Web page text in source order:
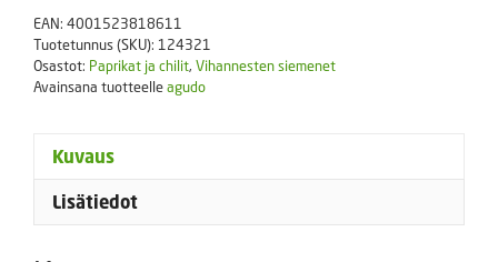
EAN: 4001523818611
Tuotetunnus (SKU): 124321
Osastot: Paprikat ja chilit, Vihannesten siemenet
Avainsana tuotteelleagudo
Kuvaus
Lisätiedot